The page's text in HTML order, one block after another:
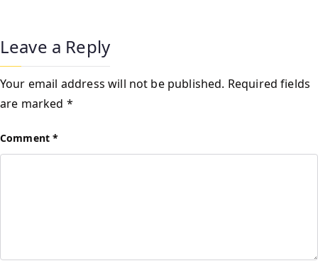
Leave a Reply
Your email address will not be published. Required fields
are marked *
Comment*